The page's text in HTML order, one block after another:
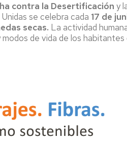
contra la Desertificación y
se celebra cada 17 de
secas. La actividad
de vida de los